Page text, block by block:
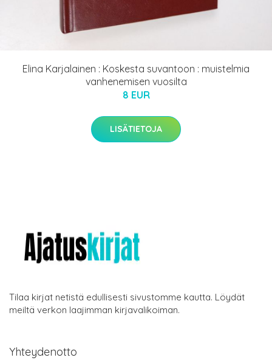
Elina Karjalainen : Koskesta suvantoon : muistelmia
vanhenemisen vuosilta
8 EUR
LISÄTIETOJA
Tilaa kirjat netistä edullisesti sivustomme kautta. Löydät
meiltä verkon laajimman kirjavalikoiman.
Yhteydenotto